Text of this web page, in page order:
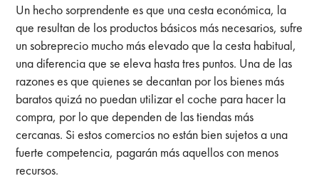
Un hecho sorprendente es que una cesta económica, la
que resultan de los productos básicos más necesarios, sufre
un sobreprecio mucho más elevado que la cesta habitual,
una diferencia que se eleva hasta tres puntos. Una de las
razones es que quienes se decantan por los bienes más
baratos quizá no puedan utilizar el coche para hacer la
compra, por lo que dependen de las tiendas más
cercanas. Si estos comercios no están bien sujetos a una
fuerte competencia, pagarán más aquellos con menos
recursos.